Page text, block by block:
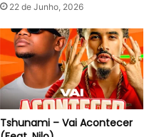
22 de Junho, 2026
Tshunami – Vai Acontecer